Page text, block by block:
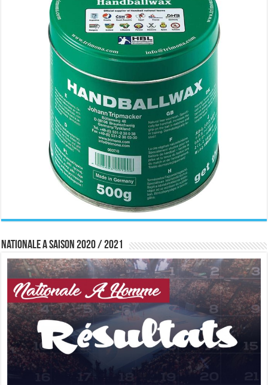
Nationale A saison 2020 / 2021